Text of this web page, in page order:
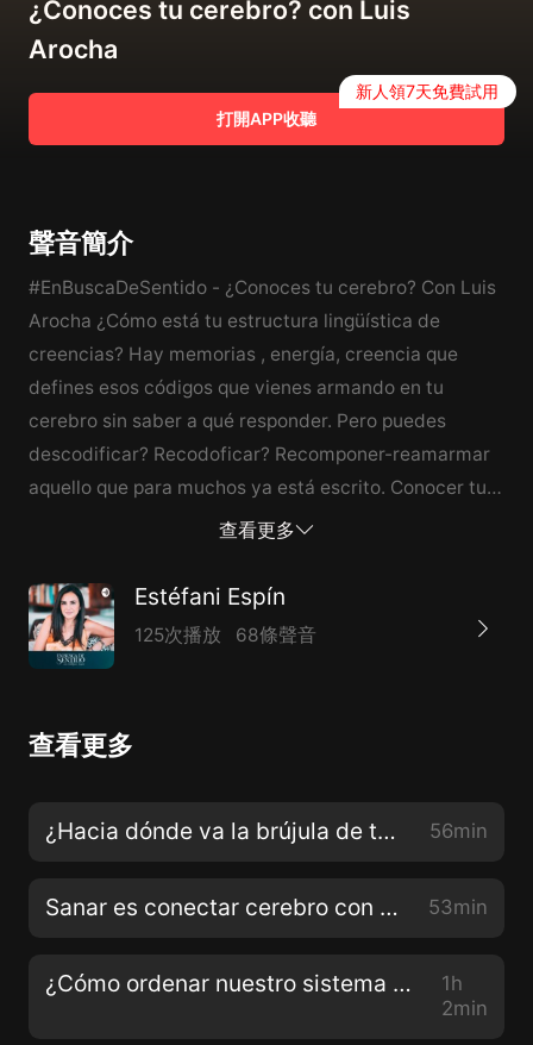
¿Conoces tu cerebro? con Luis
Arocha
打開APP收聽
新人領7天免費試用
聲音簡介
#EnBuscaDeSentido - ¿Conoces tu cerebro? Con Luis
Arocha ¿Cómo está tu estructura lingüística de
creencias? Hay memorias , energía, creencia que
defines esos códigos que vienes armando en tu
cerebro sin saber a qué responder. Pero puedes
descodificar? Recodoficar? Recomponer-reamarmar
aquello que para muchos ya está escrito. Conocer tu
cerebro es uno de los mejores regalos que te puedes
查看更多
Estéfani Espín
125次播放 68條聲音
查看更多
¿Hacia dónde va la brújula de tu vida? con Alba Cortés 56min
Sanar es conectar cerebro con corazón con Catalina Hoffmann 53min
¿Cómo ordenar nuestro sistema familiar? con María Dolores Paoli
1h
2min